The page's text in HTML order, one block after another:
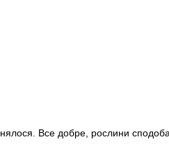
Все добре, рослини